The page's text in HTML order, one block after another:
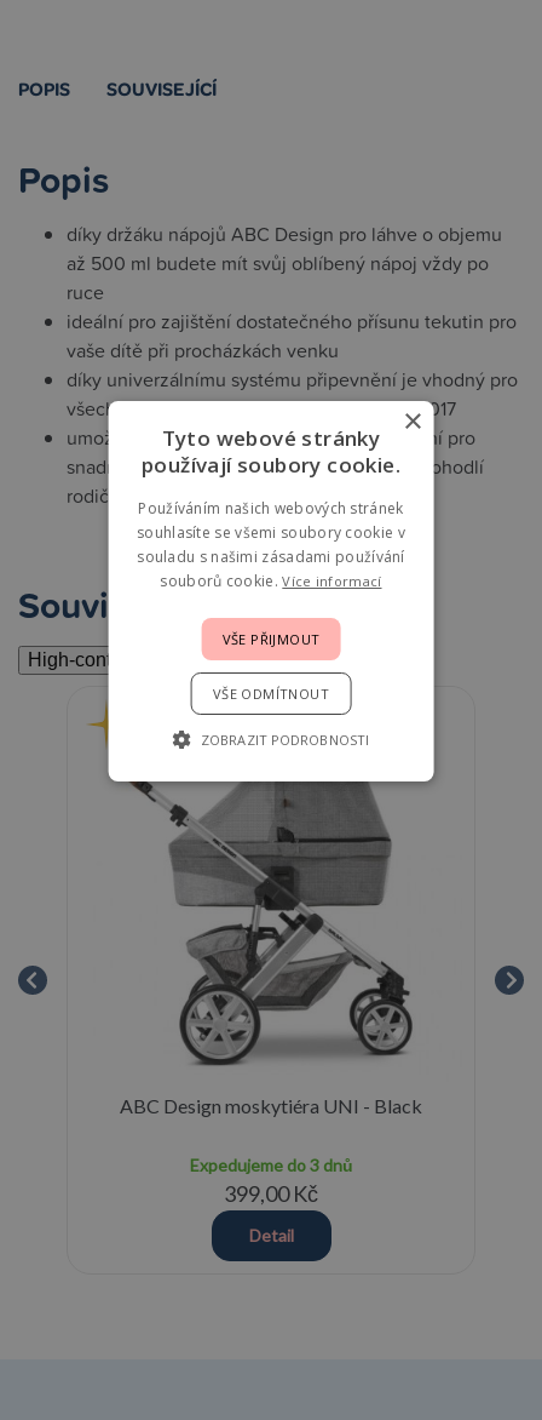
POPIS SOUVISEJÍCÍ
Popis
díky držáku nápojů ABC Design pro láhve o objemu
až 500 ml budete mít svůj oblíbený nápoj vždy po
ruce
ideální pro zajištění dostatečného přísunu tekutin pro
vaše dítě při procházkách venku
díky univerzálnímu systému připevnění je vhodný pro
všechny kočárky ABC Design od kolekce 2017
umožňuje připevnění ke sportovnímu sezení pro
snadný přístup dítěte nebo na rukojeť pro pohodlí
rodičů
Související
High-contrast mode
ABC Design moskytiéra UNI - Black
Expedujeme do 3 dnů
399,00 Kč
Detail
×
Tyto webové stránky
používají soubory cookie.
Používáním našich webových stránek
souhlasíte se všemi soubory cookie v
souladu s našimi zásadami používání
souborů cookie.Více informací
VŠE PŘIJMOUT
VŠE ODMÍTNOUT
ZOBRAZIT PODROBNOSTI